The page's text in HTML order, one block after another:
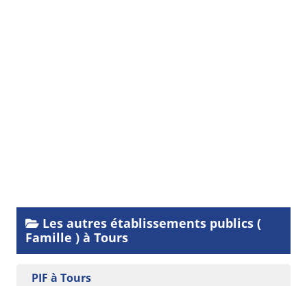
Les autres établissements publics (
Famille ) à Tours
PIF à Tours